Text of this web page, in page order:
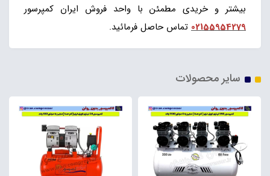
بیشتر و خریدی مطمئن با واحد فروش ایران کمپرسور
02155954279 تماس حاصل فرمائید.
سایر محصولات